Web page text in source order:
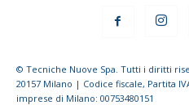
© Tecniche Nuove Spa. Tutti i diritti
20157 Milano | Codice fiscale, Partita
imprese di Milano: 00753480151